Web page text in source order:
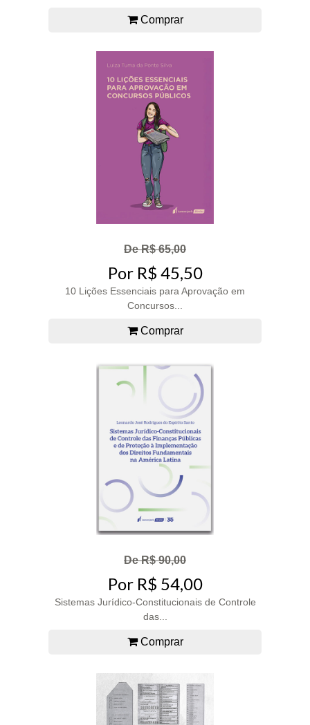
Comprar
De R$ 65,00
Por R$ 45,50
10 Lições Essenciais para Aprovação em
Concursos...
Comprar
De R$ 90,00
Por R$ 54,00
Sistemas Jurídico-Constitucionais de Controle
das...
Comprar